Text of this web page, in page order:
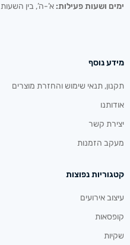
ימים ושעות פעילות: א’-ה’, בין השעות 08:30-16:30
מידע נוסף
תקנון, תנאי שימוש והחזרת מוצרים
אודותנו
יצירת קשר
מעקב הזמנות
קטגוריות נפוצות
עיצוב אירועים
קופסאות
שקיות